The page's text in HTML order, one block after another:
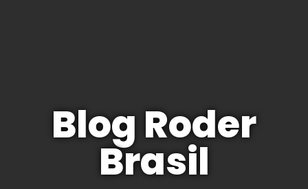
Blog Roder
Brasil